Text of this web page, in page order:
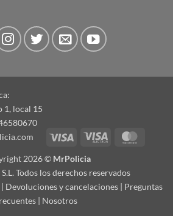
1, local 15
Visa
Visa
2026 © MrPolicia
Todos los derechos reservados
| Devoluciones y cancelaciones | Preguntas
| Nosotros